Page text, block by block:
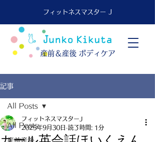
フィットネスマスター J
​産前＆産後 ボディケア
記事
All Posts
産前産後
All Posts
フィットネスマスターJ
2025年9月30日 読了時間: 1分